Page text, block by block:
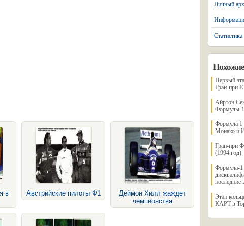
в
Австрийские пилоты Ф1
Деймон Хилл жаждет
чемпионства
Личный
Статистика
Первый
Гран-при
Айртон
Формулы-1
Формула 1
Монако и
Гран-при
(1994 год)
Формула-1
последние
Этап
КАРТ в